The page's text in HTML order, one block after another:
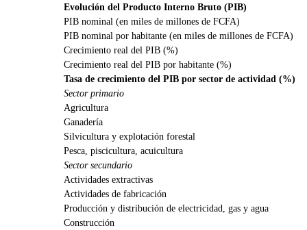
Evolución del Producto Interno Bruto (PIB)
PIB nominal (en miles de millones de FCFA)
PIB nominal por habitante (en miles de millones de FCFA)
Crecimiento real del PIB (%)
Crecimiento real del PIB por habitante (%)
Tasa de crecimiento del PIB por sector de actividad (%)
Sector primario
Agricultura
Ganadería
Silvicultura y explotación forestal
Pesca, piscicultura, acuicultura
Sector secundario
Actividades extractivas
Actividades de fabricación
Producción y distribución de electricidad, gas y agua
Construcción